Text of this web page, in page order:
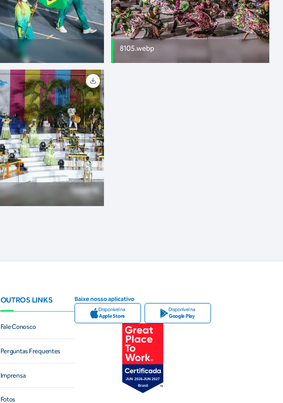
8105.webp
OUTROS LINKS
Fale Conosco
Perguntas Frequentes
Imprensa
Fotos
Baixe nosso aplicativo
Disponível na
Apple Store
Disponível na
Google Play